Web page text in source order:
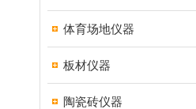
体育场地仪器
板材仪器
陶瓷砖仪器